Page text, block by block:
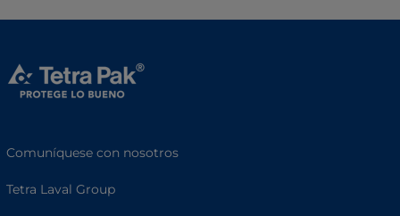
Comuníquese con nosotros
Tetra Laval Group